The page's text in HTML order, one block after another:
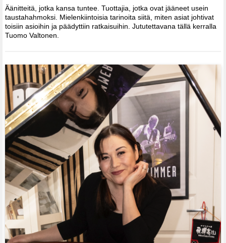
Äänitteitä, jotka kansa tuntee. Tuottajia, jotka ovat jääneet usein
taustahahmoksi. Mielenkiintoisia tarinoita siitä, miten asiat johtivat
toisiin asioihin ja päädyttiin ratkaisuihin. Jututettavana tällä kerralla
Tuomo Valtonen.